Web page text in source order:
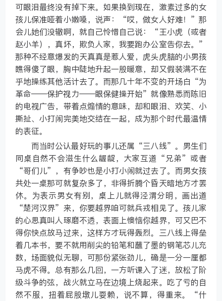
可眼泪最终没有掉下来。如果换到现在，激素过多的女
孩儿保准哑着小嫩嗓，说声：“哎，做女人好难！”那
会儿她们没辙啊，就自己怜惜自己说：“王小虎（或者
赵小羊），真坏，欺负人家，我要跑办公室告你去。”
那种不经意爆发的天真真是惹人爱，虎头虎脑的小男孩
瞧得傻了眼，胸中陡地升起一股暖意，却又假装满不在
乎地操练其他活计去了。而那几十年不变的开场白“为
革命——保护视力——眼保健操开始”就像熟悉而陈旧
的电视广告，带着点煽情的意味，却和眼泪、欢笑、小
撕扯、小打闹完美地交结在一起，成为那个时代最温情
的表征。
而当时公认最好玩的事儿还属“三八线”。男生们
同桌自然不会滋生什么龌龊，大家互道“兄弟”或者
“哥们儿”，有争吵也是小打小闹就过去了。而男女孩
共处一桌那可就复杂多了，非得折腾个昏天暗地方才罢
休。为表示男女有别，桌上儿就得泾渭分明，画出道
“楚河汉界”来，你要越界咱可就兵戎相见了。孩儿家
的心思真叫人琢磨不透，表面上懊恼你越界，可又巴不
得你快点放马过来，这样方才玩得轰烈。三八线上得垒
着几本书，要不就用削尖的铅笔和蘸了墨的钢笔芯儿充
数，场面貌似无聊，可那份紧张劲儿，确是一分一厘都
马虎不得。总有那么几回，一方听课入了迷，放松了阶
级斗争的弦，战火就立马在边境上烧起来。吃了亏的自
然不服，扭着屁股墩儿耍赖，说不算，得重来。“什